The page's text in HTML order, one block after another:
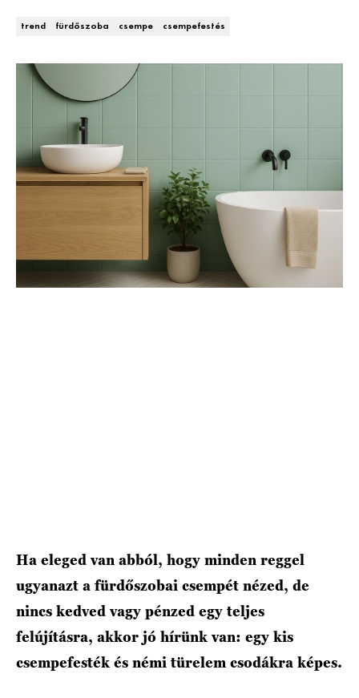
HÍRLEVÉL
trend fürdőszoba csempe csempefestés
Ha eleged van abból, hogy minden reggel
ugyanazt a fürdőszobai csempét nézed, de
nincs kedved vagy pénzed egy teljes
felújításra, akkor jó hírünk van: egy kis
csempefesték és némi türelem csodákra képes.